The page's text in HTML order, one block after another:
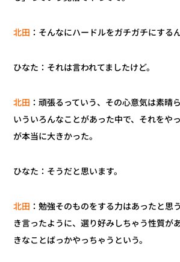
北田 ：そんなにハードルをガチガチにするん
ひなた：それは言われてましたけど。
北田 ：頑張るっていう、その心意気は素晴
いういろんなことがあった中で、それをや
が本当に大きかった。
ひなた：そうだと思います。
北田 ：勉強そのものをする力はあったと思
き言ったように、選り好みしちゃう性質が
きなことばっかやっちゃうという。